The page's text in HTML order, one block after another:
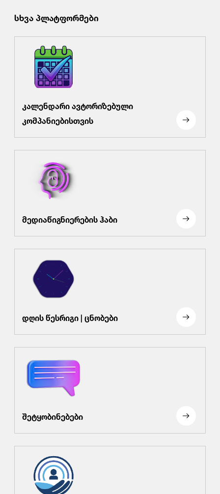
სხვა პლატფორმები
კალენდარი ავტორიზებული
კომპანიებისთვის
მედიაწიგნიერების ჰაბი
დღის წესრიგი | ცნობები
შეტყობინებები